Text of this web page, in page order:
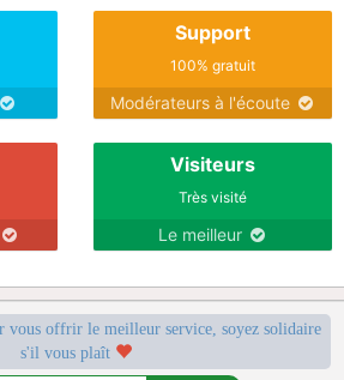
Support
100% gratuit
Modérateurs à l'écoute
Visiteurs
Très visité
Le meilleur
vous offrir le meilleur service, soyez solidaire
s'il vous plaît